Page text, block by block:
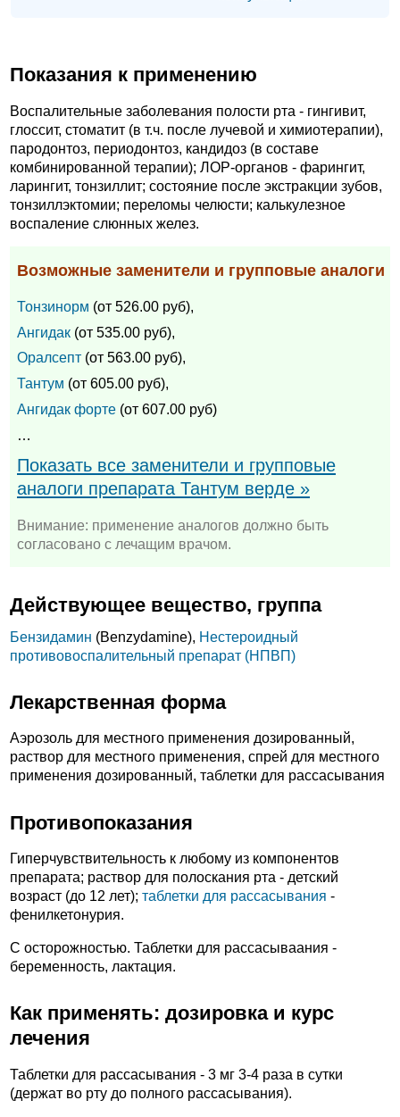
Показания к применению
Воспалительные заболевания полости рта - гингивит,
глоссит, стоматит (в т.ч. после лучевой и химиотерапии),
пародонтоз, периодонтоз, кандидоз (в составе
комбинированной терапии); ЛОР-органов - фарингит,
ларингит, тонзиллит; состояние после экстракции зубов,
тонзиллэктомии; переломы челюсти; калькулезное
воспаление слюнных желез.
Возможные заменители и групповые аналоги
Тонзинорм (от 526.00 руб),
Ангидак (от 535.00 руб),
Оралсепт (от 563.00 руб),
Тантум (от 605.00 руб),
Ангидак форте (от 607.00 руб)
…
Показать все заменители и групповые
аналоги препарата Тантум верде »
Внимание: применение аналогов должно быть
согласовано с лечащим врачом.
Действующее вещество, группа
Бензидамин (Benzydamine), Нестероидный
противовоспалительный препарат (НПВП)
Лекарственная форма
Аэрозоль для местного применения дозированный,
раствор для местного применения, спрей для местного
применения дозированный, таблетки для рассасывания
Противопоказания
Гиперчувствительность к любому из компонентов
препарата; раствор для полоскания рта - детский
возраст (до 12 лет); таблетки для рассасывания -
фенилкетонурия.
C осторожностью. Таблетки для рассасываания -
беременность, лактация.
Как применять: дозировка и курс
лечения
Таблетки для рассасывания - 3 мг 3-4 раза в сутки
(держат во рту до полного рассасывания).